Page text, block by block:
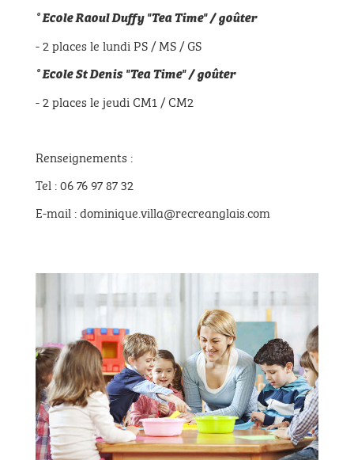
° Ecole Raoul Duffy "Tea Time" / goûter
- 2 places le lundi PS / MS / GS
° Ecole St Denis "Tea Time" / goûter
- 2 places le jeudi CM1 / CM2
Renseignements :
Tel : 06 76 97 87 32
E-mail : dominique.villa@recreanglais.com